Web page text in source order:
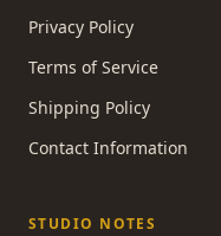
Privacy Policy
Terms of Service
Shipping Policy
Contact Information
STUDIO NOTES